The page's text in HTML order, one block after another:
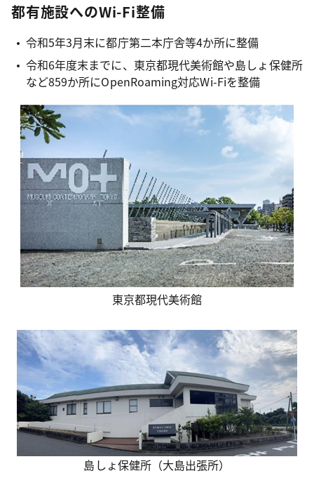
都有施設へのWi-Fi整備
令和5年3月末に都庁第二本庁舎等4か所に整備
令和6年度末までに、東京都現代美術館や島しょ保健所
など859か所にOpenRoaming対応Wi-Fiを整備
東京都現代美術館
島しょ保健所（大島出張所）